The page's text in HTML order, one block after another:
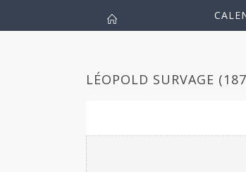
LÉOPOLD SURVAGE